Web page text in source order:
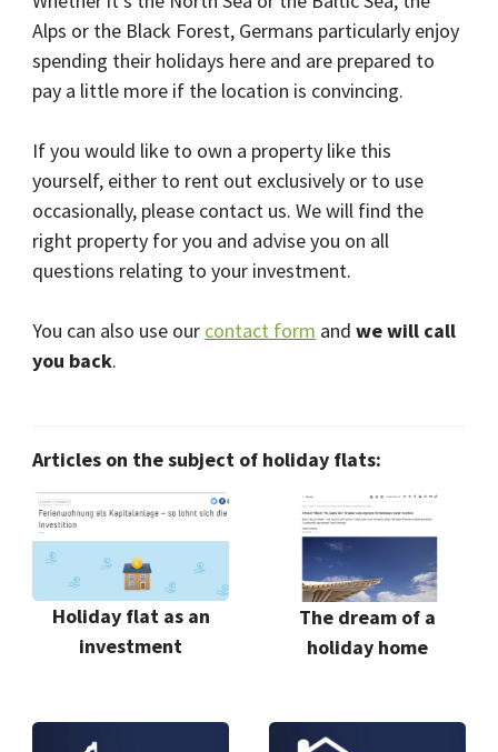
Alps or the Black Forest, Germans particularly enjoy
spending their holidays here and are prepared to
pay a little more if the location is convincing.
If you would like to own a property like this
yourself, either to rent out exclusively or to use
occasionally, please contact us. We will find the
right property for you and advise you on all
questions relating to your investment.
You can also use our contact form andwe will call
you back.
Articles on the subject of holiday flats:
Holiday flat as an
investment
The dream of a
holiday home